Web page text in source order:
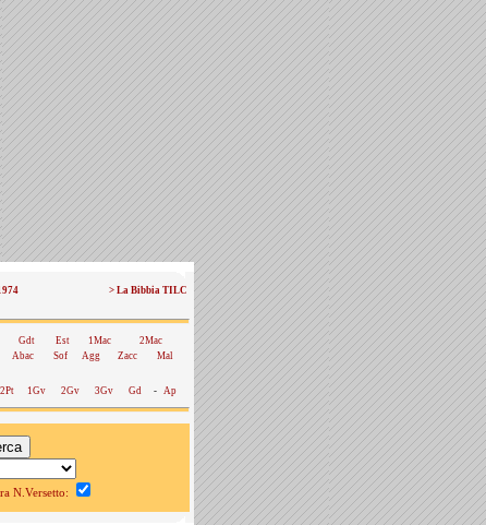
> La Bibbia TILC
Gdt Est 1Mac
2Mac
Abac Sof Agg Zacc Mal
2Pt 1Gv 2Gv 3Gv Gd - Ap
N.Versetto: